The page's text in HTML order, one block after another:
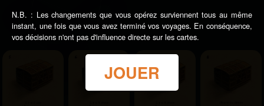
N.B. : Les changements que vous opérez surviennent tous au même
instant, une fois que vous avez terminé vos voyages. En conséquence,
vos décisions n'ont pas d'influence directe sur les cartes.
JOUER